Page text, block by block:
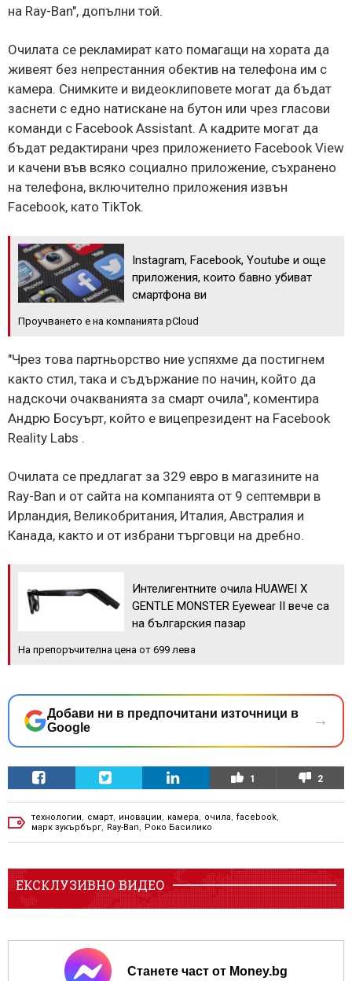
на Ray-Ban", допълни той.
Очилата се рекламират като помагащи на хората да
живеят без непрестанния обектив на телефона им с
камера. Снимките и видеоклиповете могат да бъдат
заснети с едно натискане на бутон или чрез гласови
команди с Facebook Assistant. А кадрите могат да
бъдат редактирани чрез приложението Facebook View
и качени във всяко социално приложение, съхранено
на телефона, включително приложения извън
Facebook, като TikTok.
Instagram, Facebook, Youtube и още
приложения, които бавно убиват
смартфона ви
Проучването е на компанията pCloud
"Чрез това партньорство ние успяхме да постигнем
както стил, така и съдържание по начин, който да
надскочи очакванията за смарт очила", коментира
Андрю Босуърт, който е вицепрезидент на Facebook
Reality Labs .
Очилата се предлагат за 329 евро в магазините на
Ray-Ban и от сайта на компанията от 9 септември в
Ирландия, Великобритания, Италия, Австралия и
Канада, както и от избрани търговци на дребно.
Интелигентните очила HUAWEI X
GENTLE MONSTER Eyewear II вече са
на българския пазар
На препоръчителна цена от 699 лева
Добави ни в предпочитани източници в
Google
→
1 2
технологии смарт иновации камера очила facebook
марк зукърбърг
Ray-Ban Роко Басилико
ЕКСКЛУЗИВНО ВИДЕО
Станете част от Money.bg